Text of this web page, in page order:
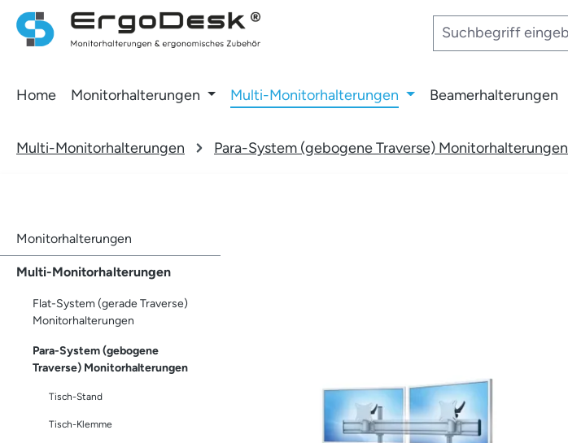
Hauptinhalt springen
Zur Suche springen
Zur Hauptnavigation springen
Home Monitorhalterungen Multi-Monitorhalterungen Beamerhalterungen
Multi-Monitorhalterungen Para-System (gebogene Traverse) Monitorhalterungen
Monitorhalterungen
Multi-Monitorhalterungen
Flat-System (gerade Traverse)
Monitorhalterungen
Para-System (gebogene
Traverse) Monitorhalterungen
Tisch-Stand
Tisch-Klemme